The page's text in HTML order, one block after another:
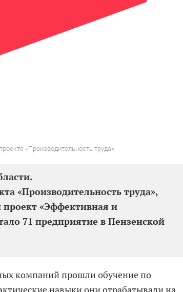
«Производительность труда»
«Производительность труда»,
«Эффективная и
71 предприятие в Пензенской
компаний прошли обучение по